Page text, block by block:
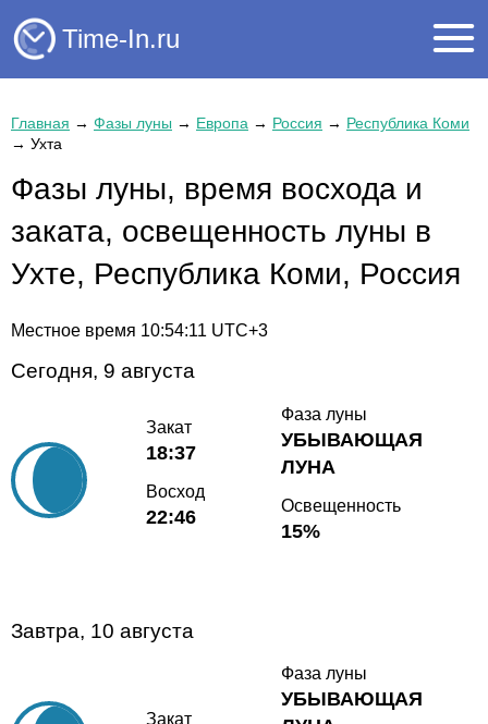
Time-In.ru
Главная → Фазы луны → Европа → Россия → Республика Коми
→ Ухта
Фазы луны, время восхода и
заката, освещенность луны в
Ухте, Республика Коми, Россия
Местное время 10:54:12 UTC+3
Сегодня, 9 августа
Закат
18:37
Восход
22:46
Фаза луны
УБЫВАЮЩАЯ
ЛУНА
Освещенность
15%
Завтра, 10 августа
Закат
Фаза луны
УБЫВАЮЩАЯ